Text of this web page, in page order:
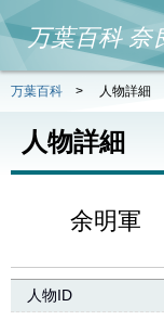
万葉百科 奈
万葉百科 > 人物詳細
人物詳細
余明軍
人物ID